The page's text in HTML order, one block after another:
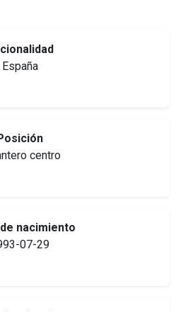
España
centro
nacimiento
07-29